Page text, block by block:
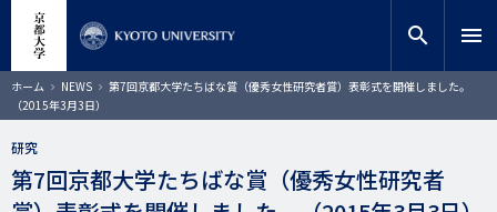
コ
テ
ン
ツ
に
サイト内検索
検索
search menu
ホーム NEWS
第7回京都大学たちばな賞（優秀女性研究者賞）表彰式を開催しました。
（2015年3月3日）
研究
第7回京都大学たちばな賞（優秀女性研究者